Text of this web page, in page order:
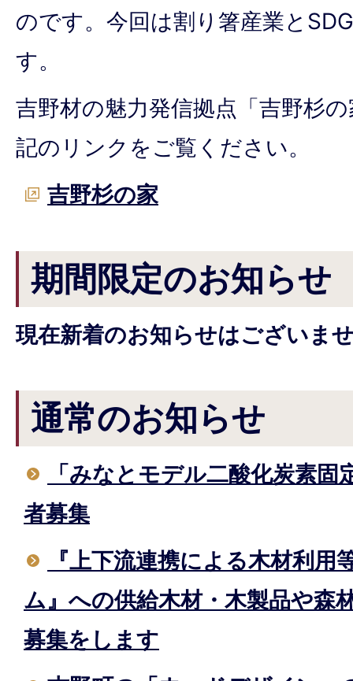
のです。今回は割り箸産業と
す。
吉野材の魅力発信拠点「吉野杉
記のリンクをご覧ください。
吉野杉の家
期間限定のお知らせ
現在新着のお知らせはございま
通常のお知らせ
「みなとモデル二酸化炭素固
者募集
『上下流連携による木材利用
ム』への供給木材・木製品や森
募集をします